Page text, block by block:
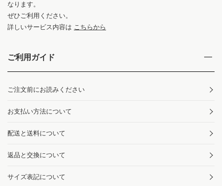
なります。
ぜひご利用ください。
詳しいサービス内容は こちらから
ご利用ガイド
ご注文前にお読みください
お支払い方法について
配送と送料について
返品と交換について
サイズ表記について